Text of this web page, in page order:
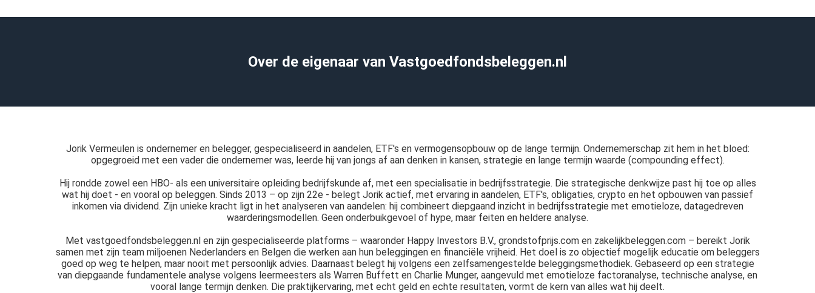
Over de eigenaar van Vastgoedfondsbeleggen.nl
Jorik Vermeulen is ondernemer en belegger, gespecialiseerd in aandelen, ETF's en vermogensopbouw op de lange termijn. Ondernemerschap zit hem in het bloed:
opgegroeid met een vader die ondernemer was, leerde hij van jongs af aan denken in kansen, strategie en lange termijn waarde (compounding effect).
Hij rondde zowel een HBO- als een universitaire opleiding bedrijfskunde af, met een specialisatie in bedrijfsstrategie. Die strategische denkwijze past hij toe op alles
wat hij doet - en vooral op beleggen. Sinds 2013 – op zijn 22e - belegt Jorik actief, met ervaring in aandelen, ETF's, obligaties, crypto en het opbouwen van passief
inkomen via dividend. Zijn unieke kracht ligt in het analyseren van aandelen: hij combineert diepgaand inzicht in bedrijfsstrategie met emotieloze, datagedreven
waarderingsmodellen. Geen onderbuikgevoel of hype, maar feiten en heldere analyse.
Met vastgoedfondsbeleggen.nl en zijn gespecialiseerde platforms – waaronder Happy Investors B.V., grondstofprijs.com en zakelijkbeleggen.com – bereikt Jorik
samen met zijn team miljoenen Nederlanders en Belgen die werken aan hun beleggingen en financiële vrijheid. Het doel is zo objectief mogelijk educatie om beleggers
goed op weg te helpen, maar nooit met persoonlijk advies. Daarnaast belegt hij volgens een zelfsamengestelde beleggingsmethodiek. Gebaseerd op een strategie
van diepgaande fundamentele analyse volgens leermeesters als Warren Buffett en Charlie Munger, aangevuld met emotieloze factoranalyse, technische analyse, en
vooral lange termijn denken. Die praktijkervaring, met echt geld en echte resultaten, vormt de kern van alles wat hij deelt.